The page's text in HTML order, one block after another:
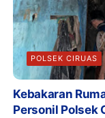
POLSEK CIRUAS
Kebakaran
Personil Polsek